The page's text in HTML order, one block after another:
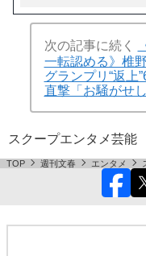
次の記事に続く
一転認める》椎
グランプリ“返上
直撃「お騒がせ
スクープエンタメ芸能
TOP 週刊文春 エンタメ